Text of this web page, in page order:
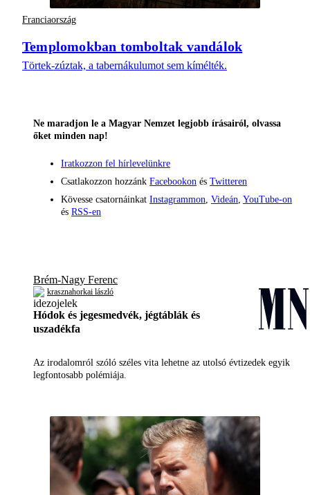
Franciaország
Templomokban tomboltak vandálok
Törtek-zúztak, a tabernákulumot sem kímélték.
Ne maradjon le a Magyar Nemzet legjobb írásairól, olvassa
őket minden nap!
Iratkozzon fel hírlevelünkre
Csatlakozzon hozzánk Facebookon és Twitteren
Kövesse csatornáinkat Instagrammon, Videán, YouTube-on
és RSS-en
Brém-Nagy Ferenc
krasznahorkai lászló
Hódok és jegesmedvék, jégtáblák és
uszadékfa
Az irodalomról szóló széles vita lehetne az utolsó évtizedek egyik
legfontosabb polémiája.